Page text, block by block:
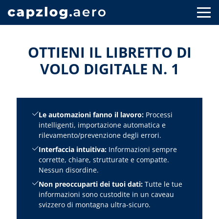
OTTIENI IL LIBRETTO DI
VOLO DIGITALE N. 1
Le automazioni fanno il lavoro:Processi
intelligenti, importazione automatica e
rilevamento/prevenzione degli errori.
Interfaccia intuitiva:Informazioni sempre
corrette, chiare, strutturate e compatte.
Nessun disordine.
Non preoccuparti dei tuoi dati:Tutte le tue
informazioni sono custodite in un caveau
svizzero di montagna ultra-sicuro.